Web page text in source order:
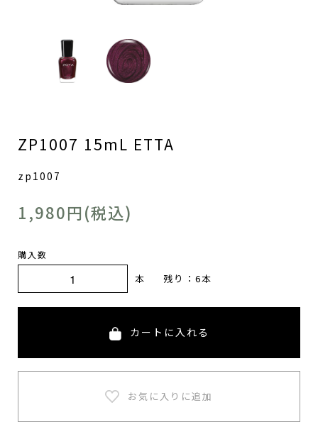
ZP1007 15mL ETTA
zp1007
1,980円(税込)
購入数
本 残り：6本
カートに入れる